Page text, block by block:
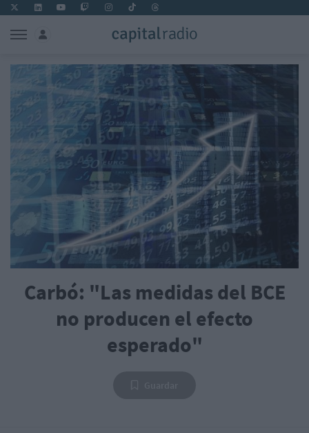
Carbó: "Las medidas del BCE
no producen el efecto
esperado"